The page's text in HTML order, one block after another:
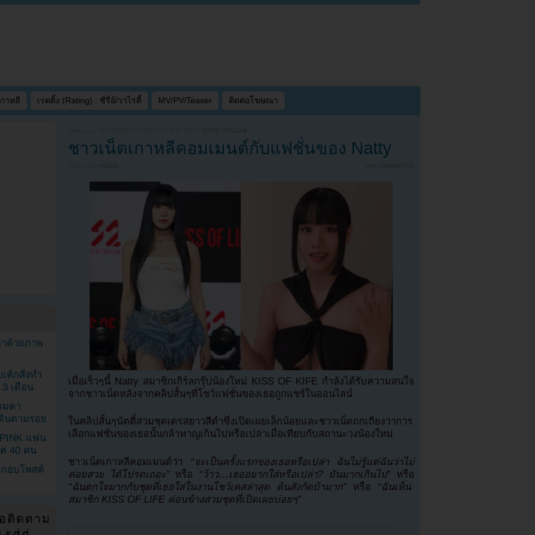
าหลี เรตติ้ง (Rating) : ซีรี่ย์/วาไรตี้ MV/PV/Teaser ติดต่อโฆษณา
KPOP YOUZAB
ชาวเน็ตเกาหลีคอมเมนต์กับแฟชั่นของ Natty
NEWS NO COMMENTS
เมื่อเร็วๆนี้ Natty สมาชิกเกิร์ลกรุ๊ปน้องใหม่ KISS OF KIFE กำลังได้รับความสนใจ
จากชาวเน็ตหลังจากคลิปสั้นๆที่โชว์แฟชั่นของเธอถูกแชร์ในออนไลน์
ในคลิปสั้นๆนัตตี้สวมชุดเดรสยาวสีดำซึ่งเปิดเผยเล็กน้อยและชาวเน็ตถกเถียงว่าการ
เลือกแฟชั่นของเธอนั้นกล้าหาญเกินไปหรือเปล่าเมื่อเทียบกับสถานะวงน้องใหม่
ชาวเน็ตเกาหลีคอมเมนต์ว่า “จะเป็นครั้งแรกของเธอหรือเปล่า ฉันไม่รู้แต่ฉันว่าไม่
ค่อยสวย ได้โปรดเถอะ” หรือ “ว้าว… เธออยากใส่หรือเปล่า? มันมากเกินไป” หรือ
“ฉันตกใจมากกับชุดที่เธอใส่ในงานโชว์เคสล่าสุด ต้นสังกัดบ้ามาก” หรือ “ฉันเห็น
สมาชิก KISS OF LIFE ค่อนข้างสวมชุดที่เปิดเผยบ่อยๆ”
ด้วยภาพ
ค้กสั่งทำ
เดือน
มดา
นตามรอย
แฟน
40 คน
อบโพสต์
ติดตาม